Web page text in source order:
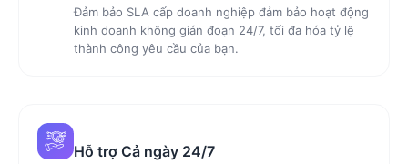
Đảm bảo SLA cấp doanh nghiệp đảm bảo hoạt động
kinh doanh không gián đoạn 24/7, tối đa hóa tỷ lệ
thành công yêu cầu của bạn.
Hỗ trợ Cả ngày 24/7